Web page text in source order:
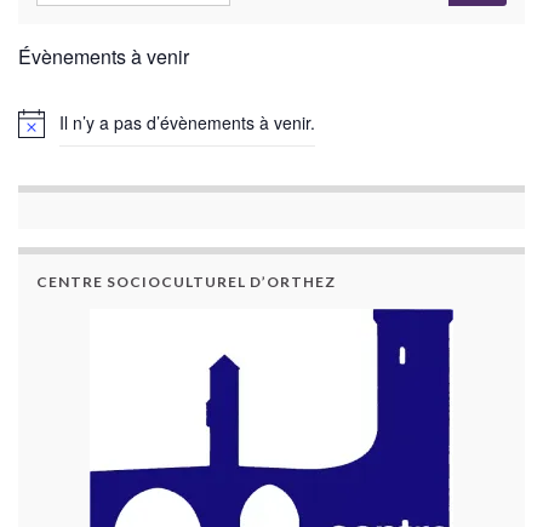
Évènements à venir
Il n’y a pas d’évènements à venir.
CENTRE SOCIOCULTUREL D’ORTHEZ